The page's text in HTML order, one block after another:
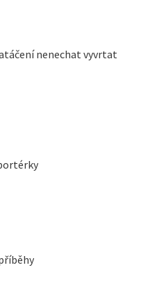
nenechat vyvrtat